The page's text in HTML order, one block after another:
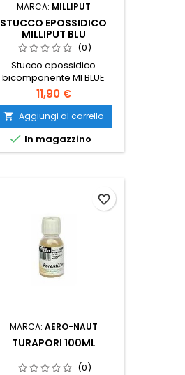
MARCA: MILLIPUT
STUCCO EPOSSIDICO
MILLIPUT BLU
(0)
Stucco epossidico
bicomponente MI BLUE
11,90 €
 Aggiungi al carrello
 In magazzino
MARCA: AERO-NAUT
TURAPORI 100ML
(0)
favorite_border